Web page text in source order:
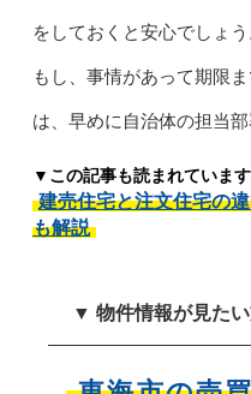
をしておくと安心でしょう
もし、事情があって期限
は、早めに自治体の担当部
▼この記事も読まれています
建売住宅と注文住宅の
も解説
▼ 物件情報が見た